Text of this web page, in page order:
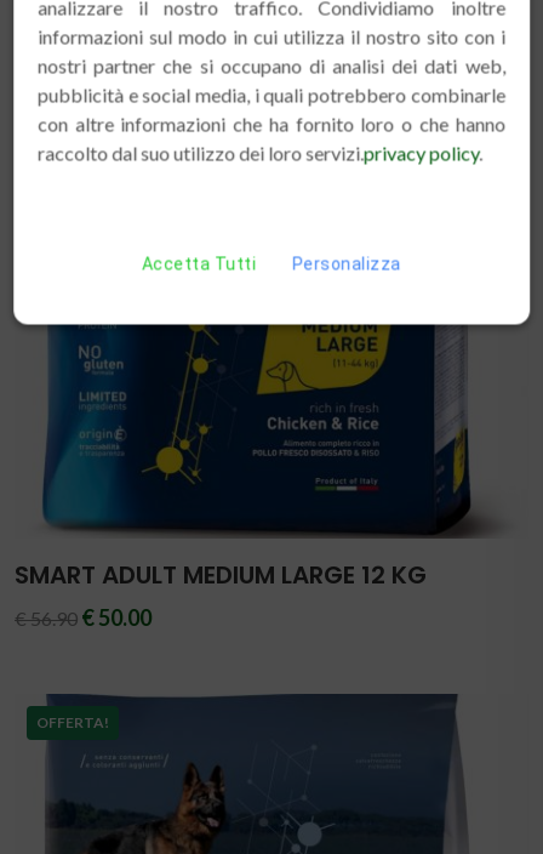
SMART ADULT MEDIUM LARGE 12 KG
€ 56.90 € 50.00
OFFERTA!
analizzare il nostro traffico. Condividiamo inoltre
informazioni sul modo in cui utilizza il nostro sito con i
nostri partner che si occupano di analisi dei dati web,
pubblicità e social media, i quali potrebbero combinarle
con altre informazioni che ha fornito loro o che hanno
raccolto dal suo utilizzo dei loro servizi.privacy policy.
Accetta Tutti Personalizza